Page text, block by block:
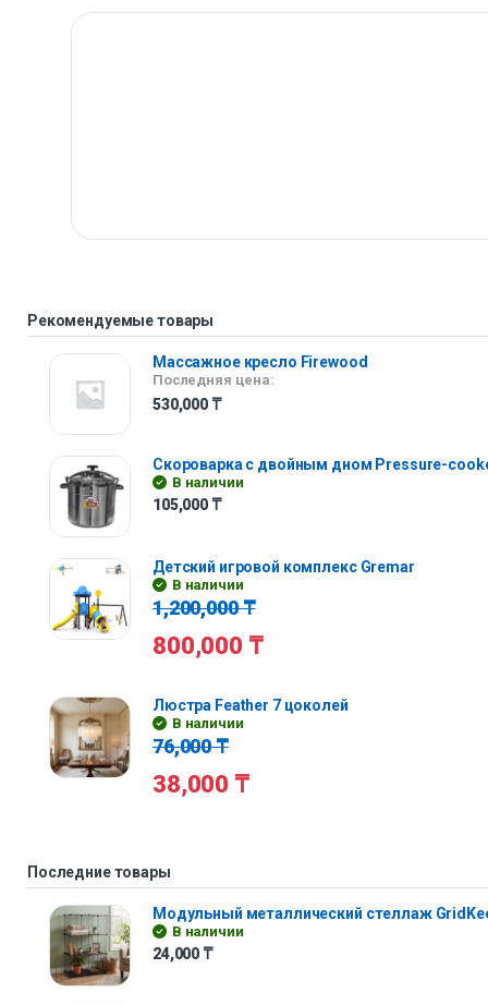
Рекомендуемые товары
Массажное кресло Firewood
Последняя цена:
530,000 ₸
Скороварка с двойным дном Pressure-
В наличии
105,000 ₸
Детский игровой комплекс Gremar
В наличии
1,200,000₸
800,000 ₸
Люстра Feather 7 цоколей
В наличии
76,000₸
38,000 ₸
Последние товары
Модульный металлический стеллаж
В наличии
24,000 ₸